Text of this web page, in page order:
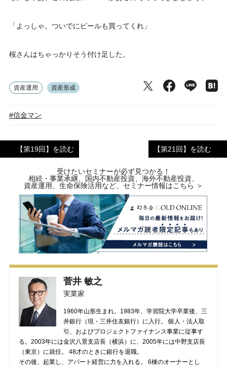
「よっしゃ。ついでにビールも買ってくれ」
桜さんはちゃっかりそう付け足した。
資産運用 資産形成
#信金マン
【第19回】を読む 【第21回】を読む
受けたいセミナーが必ず見つかる！
相続・事業承継、国内不動産投資、海外不動産投資、
資産運用、生命保険活用など、セミナー情報はこちら ＞
菅井 敏之
実業家
1960年山形生まれ。1983年、学習院大学卒業後、三
井銀行（現・三井住友銀行）に入行。 個人・法人取
引、およびプロジェクトファイナンス事業に従事す
る。2003年には金沢八景支店長（横浜）に、2005年には中野支店長
（東京）に就任。 48才のときに銀行を退職。
その後、起業し、アパート経営に力を入れる。 6棟のオーナーとし